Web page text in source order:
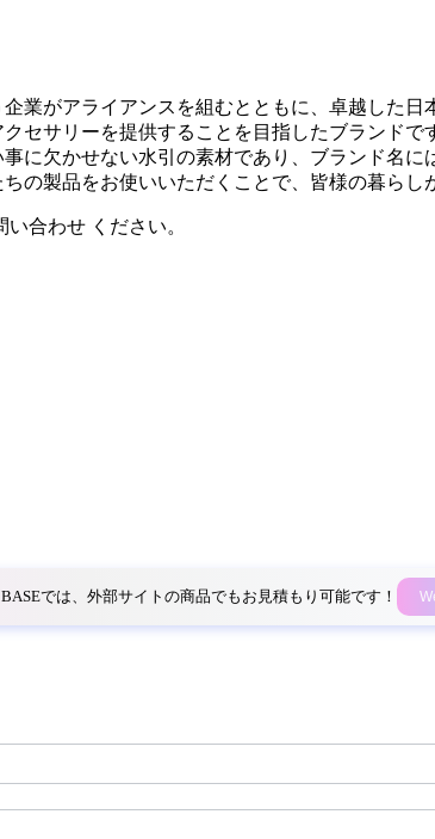
業がアライアンスを組むとともに、卓越した
セサリーを提供することを目指したブランド
に欠かせない水引の素材であり、ブランド名
の製品をお使いいただくことで、皆様の暮らし
い合わせ ください。
では、外部サイトの商品でもお見積もり可能です！